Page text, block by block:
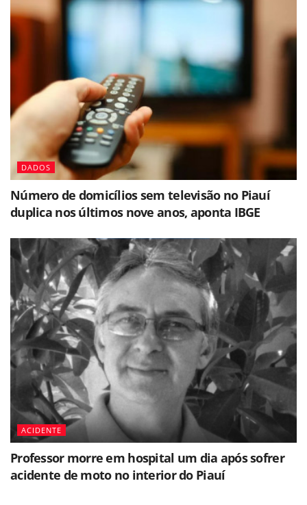
DADOS
Número de domicílios sem televisão no Piauí
duplica nos últimos nove anos, aponta IBGE
ACIDENTE
Professor morre em hospital um dia após sofrer
acidente de moto no interior do Piauí